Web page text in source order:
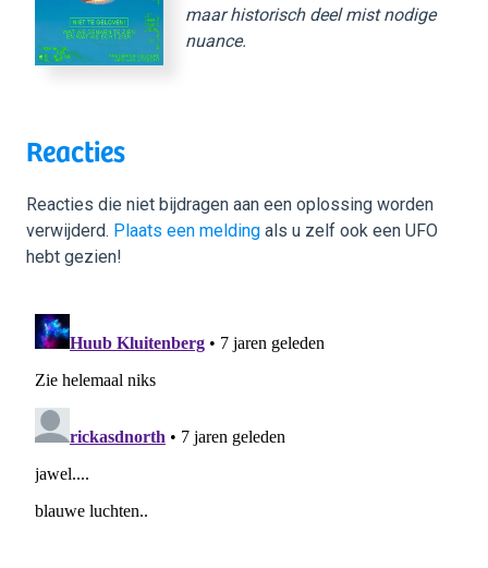
maar historisch deel mist nodige
nuance.
Reacties
Reacties die niet bijdragen aan een oplossing worden
verwijderd. Plaats een melding als u zelf ook een UFO
hebt gezien!